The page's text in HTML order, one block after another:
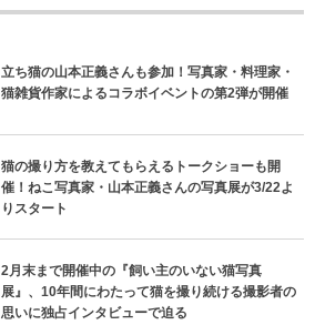
立ち猫の山本正義さんも参加！写真家・料理家・
猫雑貨作家によるコラボイベントの第2弾が開催
猫の撮り方を教えてもらえるトークショーも開
催！ねこ写真家・山本正義さんの写真展が3/22よ
りスタート
2月末まで開催中の『飼い主のいない猫写真
展』、10年間にわたって猫を撮り続ける撮影者の
思いに独占インタビューで迫る